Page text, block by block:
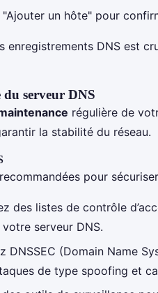
"Ajouter un hôte" pour
enregistrements DNS est
du serveur DNS
régulière de
la stabilité du réseau.
pour
des listes de contrôle
serveur DNS.
DNSSEC (Domain Name
de type spoofing et